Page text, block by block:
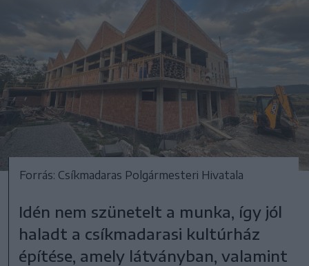
Forrás: Csíkmadaras Polgármesteri Hivatala
Idén nem szünetelt a munka, így jól
haladt a csíkmadarasi kultúrház
építése, amely látványban, valamint